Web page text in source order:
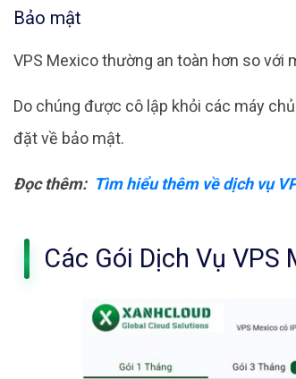
Bảo mật
VPS Mexico thường an toàn hơn so với
Do chúng được cô lập khỏi các máy
đặt về bảo mật.
Đọc thêm: Tìm hiểu thêm về dịch vụ
Các Gói Dịch Vụ